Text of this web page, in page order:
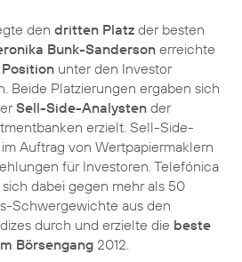
den dritten Platz der besten
Bunk-Sandersonerreichte
unter den Investor
Beide Platzierungen ergaben sich
Sell-Side-Analysten der
erzielt. Sell-Side-
Auftrag von Wertpapiermaklern
für Investoren. Telefónica
dabei gegen mehr als 50
Schwergewichte aus den
durch und erzielte die beste
Börsengang 2012.